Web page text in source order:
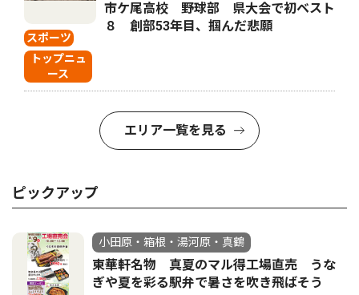
スポーツ
トップニュ
ース
市ケ尾高校 野球部 県大会で初ベスト
８ 創部53年目、掴んだ悲願
エリア一覧を見る
ピックアップ
小田原・箱根・湯河原・真鶴
東華軒名物 真夏のマル得工場直売 うな
ぎや夏を彩る駅弁で暑さを吹き飛ばそう